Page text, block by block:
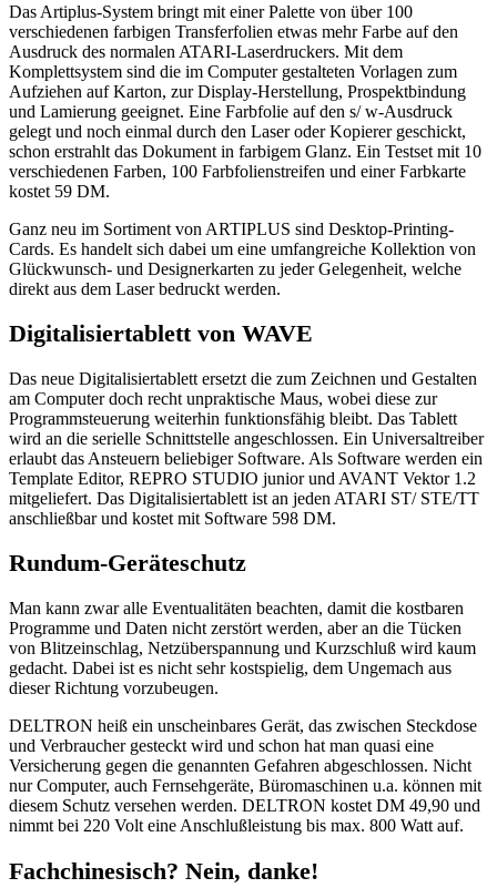
Das Artiplus-System bringt mit einer Palette von über 100
verschiedenen farbigen Transferfolien etwas mehr Farbe auf den
Ausdruck des normalen ATARI-Laserdruckers. Mit dem
Komplettsystem sind die im Computer gestalteten Vorlagen zum
Aufziehen auf Karton, zur Display-Herstellung, Prospektbindung
und Lamierung geeignet. Eine Farbfolie auf den s/ w-Ausdruck
gelegt und noch einmal durch den Laser oder Kopierer geschickt,
schon erstrahlt das Dokument in farbigem Glanz. Ein Testset mit 10
verschiedenen Farben, 100 Farbfolienstreifen und einer Farbkarte
kostet 59 DM.
Ganz neu im Sortiment von ARTIPLUS sind Desktop-Printing-
Cards. Es handelt sich dabei um eine umfangreiche Kollektion von
Glückwunsch- und Designerkarten zu jeder Gelegenheit, welche
direkt aus dem Laser bedruckt werden.
Digitalisiertablett von WAVE
Das neue Digitalisiertablett ersetzt die zum Zeichnen und Gestalten
am Computer doch recht unpraktische Maus, wobei diese zur
Programmsteuerung weiterhin funktionsfähig bleibt. Das Tablett
wird an die serielle Schnittstelle angeschlossen. Ein Universaltreiber
erlaubt das Ansteuern beliebiger Software. Als Software werden ein
Template Editor, REPRO STUDIO junior und AVANT Vektor 1.2
mitgeliefert. Das Digitalisiertablett ist an jeden ATARI ST/ STE/TT
anschließbar und kostet mit Software 598 DM.
Rundum-Geräteschutz
Man kann zwar alle Eventualitäten beachten, damit die kostbaren
Programme und Daten nicht zerstört werden, aber an die Tücken
von Blitzeinschlag, Netzüberspannung und Kurzschluß wird kaum
gedacht. Dabei ist es nicht sehr kostspielig, dem Ungemach aus
dieser Richtung vorzubeugen.
DELTRON heiß ein unscheinbares Gerät, das zwischen Steckdose
und Verbraucher gesteckt wird und schon hat man quasi eine
Versicherung gegen die genannten Gefahren abgeschlossen. Nicht
nur Computer, auch Fernsehgeräte, Büromaschinen u.a. können mit
diesem Schutz versehen werden. DELTRON kostet DM 49,90 und
nimmt bei 220 Volt eine Anschlußleistung bis max. 800 Watt auf.
Fachchinesisch? Nein, danke!